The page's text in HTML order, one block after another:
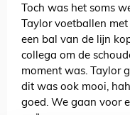
Toch was het soms
Taylor voetballen
een bal van de lijn
collega om de
moment was. Taylor
dit was ook mooi,
goed. We gaan voor